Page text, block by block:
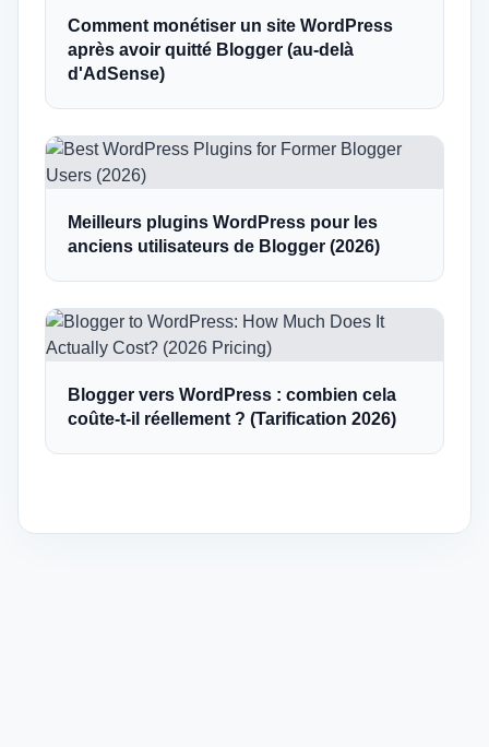
Comment monétiser un site WordPress
après avoir quitté Blogger (au-delà
d'AdSense)
Meilleurs plugins WordPress pour les
anciens utilisateurs de Blogger (2026)
Blogger vers WordPress : combien cela
coûte-t-il réellement ? (Tarification 2026)